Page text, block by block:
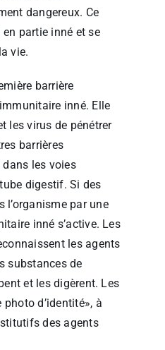
dangereux. Ce
partie inné et se
vie.
barrière
inné. Elle
les virus de pénétrer
barrières
les voies
digestif. Si des
l’organisme par une
inné s’active. Les
les agents
substances de
et les digèrent. Les
d’identité», à
des agents